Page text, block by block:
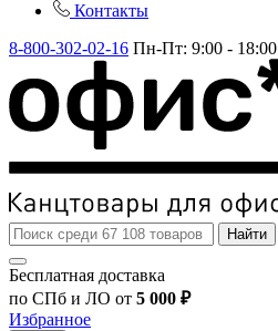
Контакты
8-800-302-02-16 Пн-Пт: 9:00 - 18:00
Найти
Бесплатная доставка
по СПб и ЛО от 5 000 ₽
Избранное